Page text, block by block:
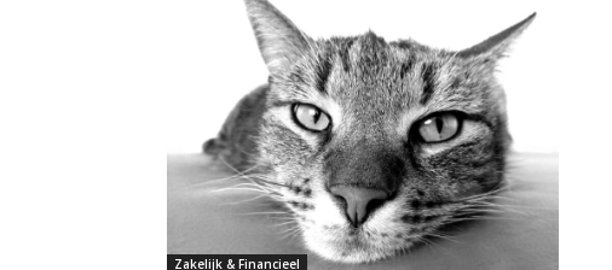
Zakelijk & Financieel